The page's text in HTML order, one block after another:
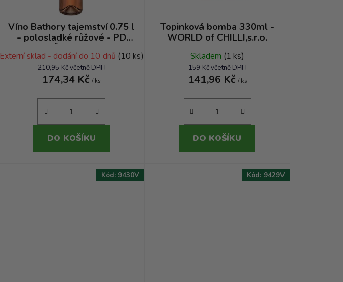
Víno Bathory tajemství 0.75 l
- polosladké růžové - PD
Čachtice
Externí sklad - dodání do 10 dnů (10 ks)
210,95 Kč včetně DPH
174,34 Kč/ ks
DO KOŠÍKU
Topinková bomba 330ml -
WORLD of CHILLI,s.r.o.
Skladem (1 ks)
159 Kč včetně DPH
141,96 Kč / ks
DO KOŠÍKU
Kód: 9430V Kód: 9429V